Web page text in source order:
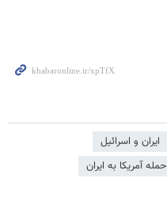
ایران و اسرائیل
حمله آمریکا به ایران